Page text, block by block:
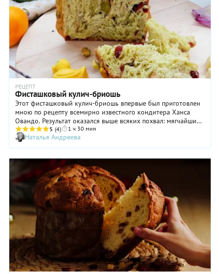
РЕЦЕПТ
Фисташковый кулич-бриошь
Этот фисташковый кулич-бриошь впервые был приготовлен
мною по рецепту всемирно известного кондитера Ханса
Овандо. Результат оказался выше всяких похвал: мягчайший,
ароматный, невесомый мякиш идеально сочетался по вкусу с
вяленой клюквой и белым шоколадом. Теперь я пеку его на
каждую Пасху и не только! И если вам не очень нравится
попробуйте этот кулич с начинкой из фисташковой пасты:
он точно полюбится вам с первого кусочка. Ниже вас ждет
его пошаговый рецепт.
5 (4) 1 ч 30 мин
Наталья Андреева